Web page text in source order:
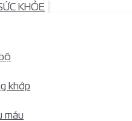
KHỎE
khớp
máu